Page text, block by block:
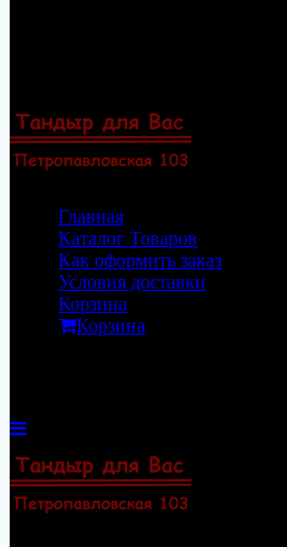
Главная
Каталог Товаров
Как оформить заказ
Условия доставки
Корзина
Корзина